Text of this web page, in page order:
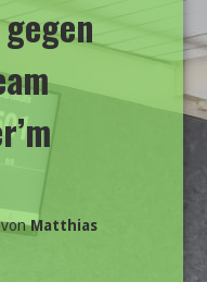
Matthias